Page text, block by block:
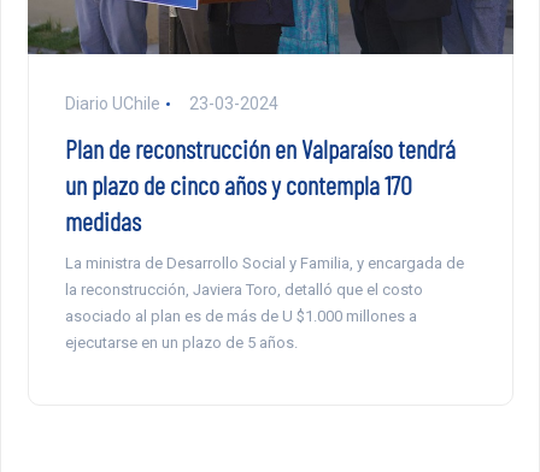
Diario UChile 23-03-2024
Plan de reconstrucción en Valparaíso tendrá
un plazo de cinco años y contempla 170
medidas
La ministra de Desarrollo Social y Familia, y encargada de
la reconstrucción, Javiera Toro, detalló que el costo
asociado al plan es de más de U $1.000 millones a
ejecutarse en un plazo de 5 años.